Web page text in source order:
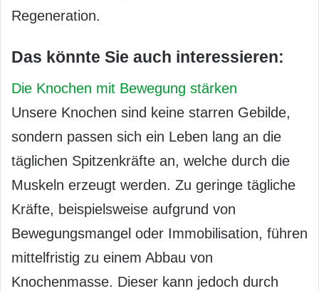
Regeneration.
Das könnte Sie auch interessieren:
Die Knochen mit Bewegung stärken
Unsere Knochen sind keine starren Gebilde,
sondern passen sich ein Leben lang an die
täglichen Spitzenkräfte an, welche durch die
Muskeln erzeugt werden. Zu geringe tägliche
Kräfte, beispielsweise aufgrund von
Bewegungsmangel oder Immobilisation, führen
mittelfristig zu einem Abbau von
Knochenmasse. Dieser kann jedoch durch